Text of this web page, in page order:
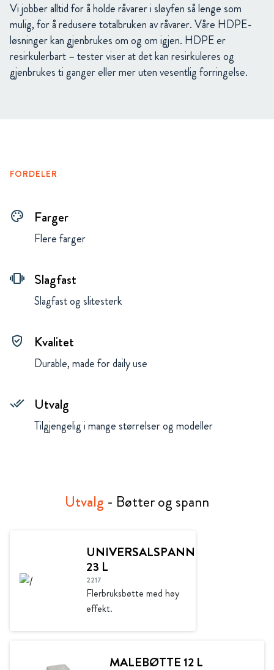
Vi jobber alltid for å holde råvarer i sløyfen så lenge som
mulig, for å redusere totalbruken av råvarer. Våre HDPE-
løsninger kan gjenbrukes om og om igjen. HDPE er
resirkulerbart – tester viser at det kan resirkuleres og
gjenbrukes ti ganger eller mer uten vesentlig forringelse.
FORDELER
palette Farger
Flere farger
vibration Slagfast
Slagfast og slitesterk
gpp_good Kvalitet
Durable, made for daily use
done_all Utvalg
Tilgjengelig i mange størrelser og modeller
Utvalg - Bøtter og spann
UNIVERSALSPANN
23 L
2217
Flerbruksbøtte med høy
effekt.
MALEBØTTE 12 L